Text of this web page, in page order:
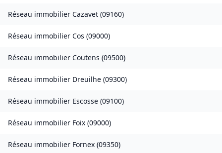
Réseau immobilier Cazavet (09160)
Réseau immobilier Cos (09000)
Réseau immobilier Coutens (09500)
Réseau immobilier Dreuilhe (09300)
Réseau immobilier Escosse (09100)
Réseau immobilier Foix (09000)
Réseau immobilier Fornex (09350)